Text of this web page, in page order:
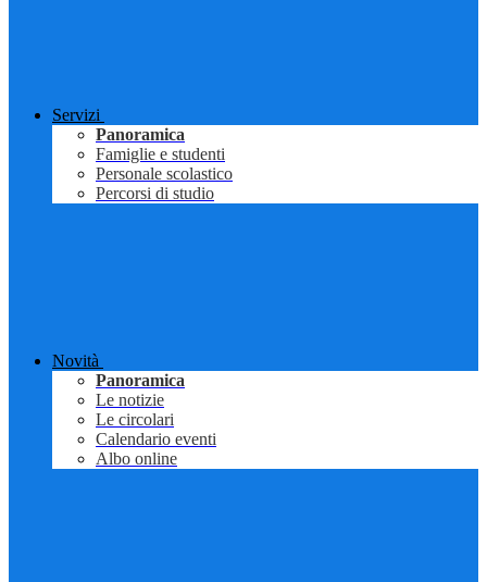
Servizi
Panoramica
Famiglie e studenti
Personale scolastico
Percorsi di studio
Novità
Panoramica
Le notizie
Le circolari
Calendario eventi
Albo online